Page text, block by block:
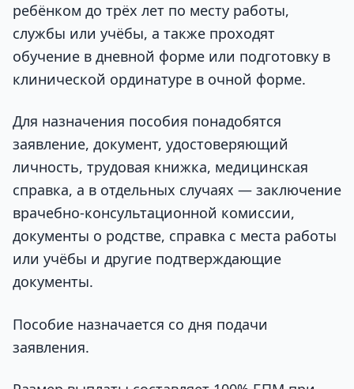
ребёнком до трёх лет по месту работы,
службы или учёбы, а также проходят
обучение в дневной форме или подготовку в
клинической ординатуре в очной форме.
Для назначения пособия понадобятся
заявление, документ, удостоверяющий
личность, трудовая книжка, медицинская
справка, а в отдельных случаях — заключение
врачебно-консультационной комиссии,
документы о родстве, справка с места работы
или учёбы и другие подтверждающие
документы.
Пособие назначается со дня подачи
заявления.